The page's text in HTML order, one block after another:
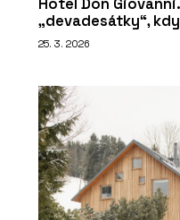
Hotel Don
„devadesátky“,
25. 3. 2026